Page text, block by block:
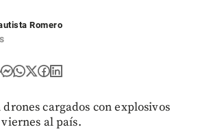
Romero
drones cargados con explosivos
al país.